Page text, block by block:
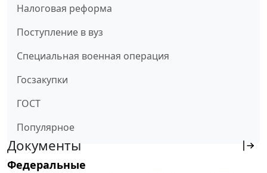
Налоговая реформа
Поступление в вуз
Специальная военная операция
Госзакупки
ГОСТ
Популярное
Документы
Федеральные